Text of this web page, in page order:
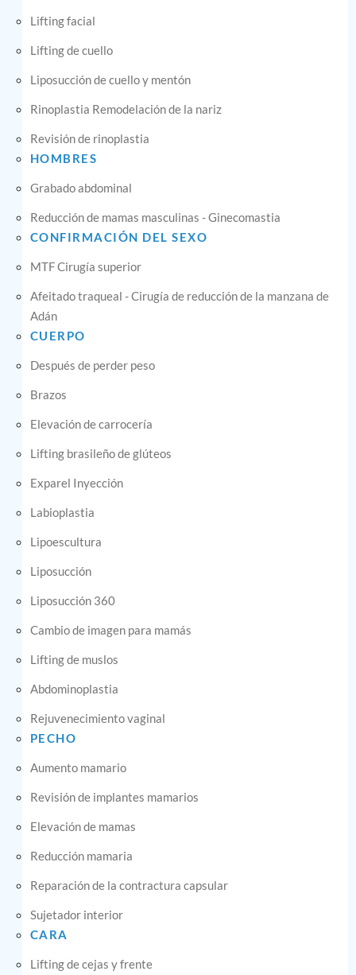
Lifting facial
Lifting de cuello
Liposucción de cuello y mentón
Rinoplastia Remodelación de la nariz
Revisión de rinoplastia
HOMBRES
Grabado abdominal
Reducción de mamas masculinas - Ginecomastia
CONFIRMACIÓN DEL SEXO
MTF Cirugía superior
Afeitado traqueal - Cirugía de reducción de la manzana de
Adán
CUERPO
Después de perder peso
Brazos
Elevación de carrocería
Lifting brasileño de glúteos
Exparel Inyección
Labioplastia
Lipoescultura
Liposucción
Liposucción 360
Cambio de imagen para mamás
Lifting de muslos
Abdominoplastia
Rejuvenecimiento vaginal
PECHO
Aumento mamario
Revisión de implantes mamarios
Elevación de mamas
Reducción mamaria
Reparación de la contractura capsular
Sujetador interior
CARA
Lifting de cejas y frente